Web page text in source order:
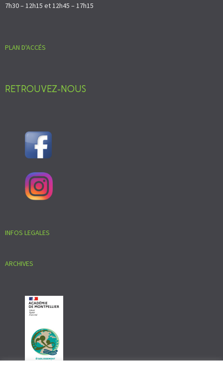
7h30 – 12h15 et 12h45 – 17h15
PLAN D'ACCÉS
RETROUVEZ-NOUS
INFOS LEGALES
ARCHIVES